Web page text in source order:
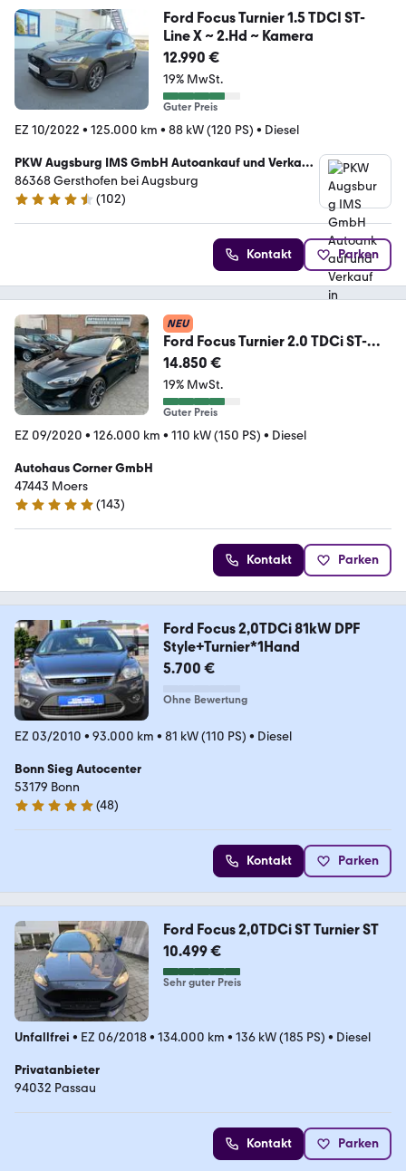
Ford Focus Turnier 1.5 TDCI ST-
Line X ~ 2.Hd ~ Kamera
12.990 €
19% MwSt.
Guter Preis
EZ 10/2022 • 125.000 km • 88 kW (120 PS) • Diesel
PKW Augsburg IMS GmbH Autoankauf und Verkauf
in Gersthofen bei Augsburg
86368 Gersthofen bei Augsburg
4.3 Sterne
(102)
Kontakt Parken
NEU
Ford Focus Turnier 2.0 TDCi ST-
Line Automatik
14.850 €
19% MwSt.
Guter Preis
EZ 09/2020 • 126.000 km • 110 kW (150 PS) • Diesel
Autohaus Corner GmbH
47443 Moers
5 Sterne
(143)
Kontakt Parken
Ford Focus 2,0TDCi 81kW DPF
Style+Turnier*1Hand
5.700 €
Ohne Bewertung
EZ 03/2010 • 93.000 km • 81 kW (110 PS) • Diesel
Bonn Sieg Autocenter
53179 Bonn
5 Sterne
(48)
Kontakt Parken
Ford Focus 2,0TDCi ST Turnier ST
10.499 €
Sehr guter Preis
Unfallfrei • EZ 06/2018• 134.000 km • 136 kW (185 PS) • Diesel
Privatanbieter
94032 Passau
Kontakt Parken